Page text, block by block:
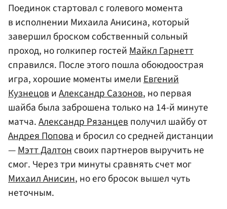
Поединок стартовал с голевого момента
в исполнении Михаила Анисина, который
завершил броском собственный сольный
проход, но голкипер гостейМайкл Гарнетт
справился. После этого пошла обоюдоострая
игра, хорошие моменты имелиЕвгений
КузнецовиАлександр Сазонов, но первая
шайба была заброшена только на 14-й минуте
матча.Александр Рязанцевполучил шайбу от
Андрея Поповаи бросил со средней дистанции
—Мэтт Далтонсвоих партнеров выручить не
смог. Через три минуты сравнять счет мог
Михаил Анисин, но его бросок вышел чуть
неточным.